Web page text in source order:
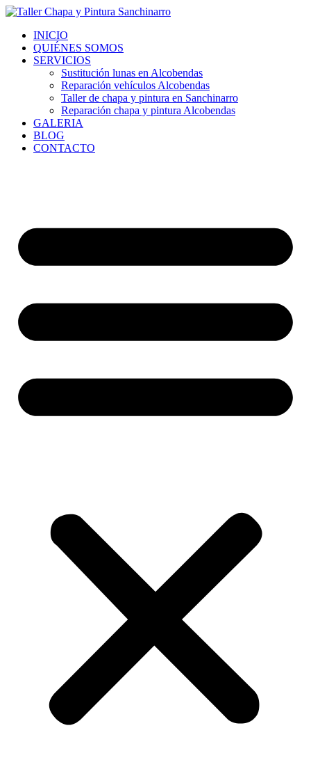
Ir
contenidoINICIO
QUIÉNES SOMOS
SERVICIOS
Sustitución lunas en Alcobendas
Reparación vehículos Alcobendas
Taller de chapa y pintura en Sanchinarro
Reparación chapa y pintura Alcobendas
GALERIA
BLOG
CONTACTO